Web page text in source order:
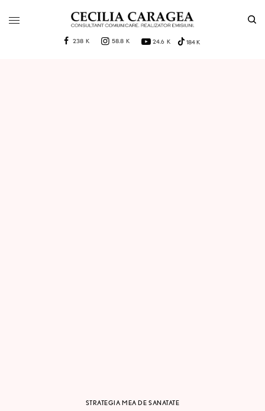
238 K 58.8 K 24.6 K 184 K
STRATEGIA MEA DE SANATATE